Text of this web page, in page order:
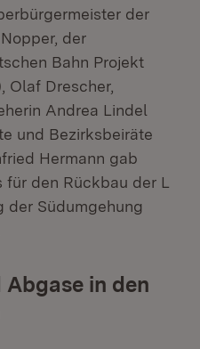
der
der
Bahn Projekt
Olaf Drescher,
Andrea Lindel
und Bezirksbeiräte
Hermann gab
den Rückbau der L
der Südumgehung
in den